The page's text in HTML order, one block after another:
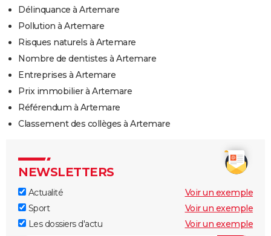
Délinquance à Artemare
Pollution à Artemare
Risques naturels à Artemare
Nombre de dentistes à Artemare
Entreprises à Artemare
Prix immobilier à Artemare
Référendum à Artemare
Classement des collèges à Artemare
NEWSLETTERS
Actualité
Voir un exemple
Sport
Voir un exemple
Les dossiers d'actu
Voir un exemple